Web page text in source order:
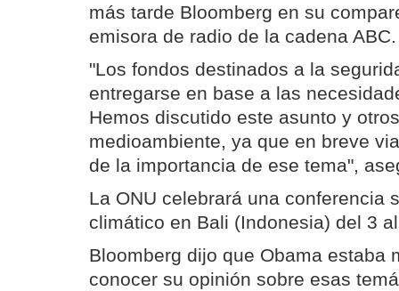
más tarde Bloomberg en su
emisora de radio de la cadena ABC.
"Los fondos destinados a la
entregarse en base a las
Hemos discutido este asunto y
medioambiente, ya que en breve
de la importancia de ese tema",
La ONU celebrará una conferencia
climático en Bali (Indonesia) del 3
Bloomberg dijo que Obama estaba
conocer su opinión sobre esas